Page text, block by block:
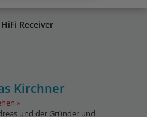
HiFi Receiver
Kirchner
und der Gründer und